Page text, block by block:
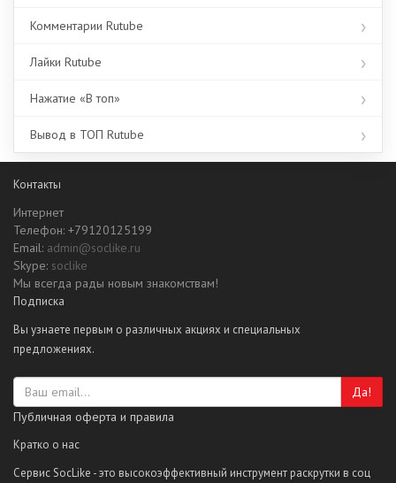
Комментарии Rutube
Лайки Rutube
Нажатие «В топ»
Вывод в ТОП Rutube
Контакты
Интернет
Телефон: +79120125199
Email: admin@soclike.ru
Skype: soclike
Мы всегда рады новым знакомствам!
Подписка
Вы узнаете первым о различных акциях и специальных
предложениях.
Да!
Публичная оферта и правила
Кратко о нас
Сервис SocLike - это высокоэффективный инструмент раскрутки в соц